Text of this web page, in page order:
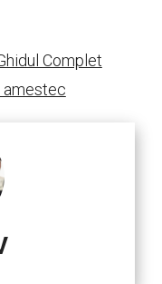
Complet
amestec